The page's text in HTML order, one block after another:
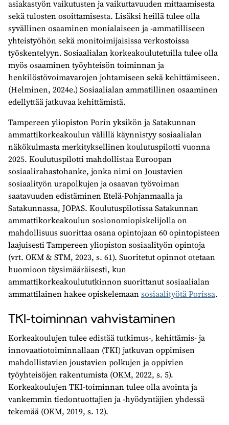
asiakastyön vaikutusten ja vaikuttavuuden mittaamisesta
sekä tulosten osoittamisesta. Lisäksi heillä tulee olla
syvällinen osaaminen monialaiseen ja -ammatilliseen
yhteistyöhön sekä monitoimijaisissa verkostoissa
työskentelyyn. Sosiaalialan korkeakoulutetuilla tulee olla
myös osaaminen työyhteisön toiminnan ja
henkilöstövoimavarojen johtamiseen sekä kehittämiseen.
(Helminen, 2024e.) Sosiaalialan ammatillinen osaaminen
edellyttää jatkuvaa kehittämistä.
Tampereen yliopiston Porin yksikön ja Satakunnan
ammattikorkeakoulun välillä käynnistyy sosiaalialan
näkökulmasta merkityksellinen koulutuspilotti vuonna
2025. Koulutuspilotti mahdollistaa Euroopan
sosiaalirahastohanke, jonka nimi on Joustavien
sosiaalityön urapolkujen ja osaavan työvoiman
saatavuuden edistäminen Etelä-Pohjanmaalla ja
Satakunnassa, JOPAS. Koulutuspilotissa Satakunnan
ammattikorkeakoulun sosionomiopiskelijolla on
mahdollisuus suorittaa osana opintojaan 60 opintopisteen
laajuisesti Tampereen yliopiston sosiaalityön opintoja
(vrt. OKM & STM, 2023, s. 61). Suoritetut opinnot otetaan
huomioon täysimääräisesti, kun
ammattikorkeakoulututkinnon suorittanut sosiaalialan
ammattilainen hakee opiskelemaansosiaalityötä Porissa.
TKI-toiminnan vahvistaminen
Korkeakoulujen tulee edistää tutkimus-, kehittämis- ja
innovaatiotoiminnallaan (TKI) jatkuvan oppimisen
mahdollistavien joustavien polkujen ja oppivien
työyhteisöjen rakentumista (OKM, 2022, s. 5).
Korkeakoulujen TKI-toiminnan tulee olla avointa ja
vankemmin tiedontuottajien ja -hyödyntäjien yhdessä
tekemää (OKM, 2019, s. 12).